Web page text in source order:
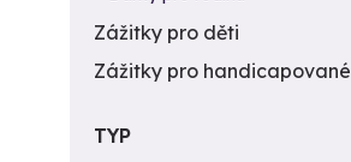
Zážitky pro děti
Zážitky pro handicapované
TYP